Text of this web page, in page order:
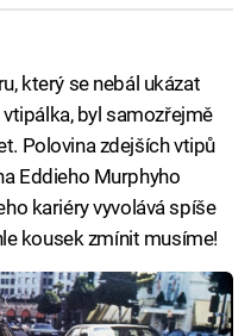
který se nebál ukázat
byl samozřejmě
Polovina zdejších vtipů
Eddieho Murphyho
kariéry vyvolává spíše
kousek zmínit musíme!